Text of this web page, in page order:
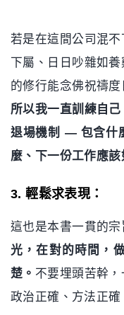
若是在這間公司混
下屬、日日吵雜如
的修行能念佛祝禱
所以我一直訓練自
退場機制 — 包含什
麼、下一份工作應該
3. 輕鬆求表現：
這也是本書一貫的宗
光，在對的時間，
楚。 不要埋頭苦幹
政治正確、方法正確